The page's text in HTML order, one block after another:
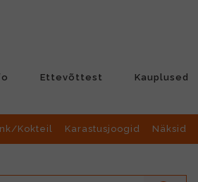
Ettevõttest Kauplused
Kokteil Karastusjoogid Näksid